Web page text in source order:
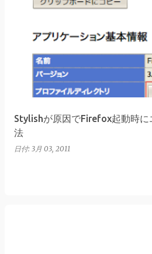
Stylishが原因でFirefox起動時に
法
日付: 3月 03, 2011